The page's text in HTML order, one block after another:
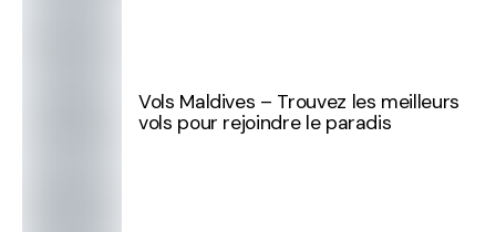
Vols Maldives – Trouvez les meilleurs
vols pour rejoindre le paradis